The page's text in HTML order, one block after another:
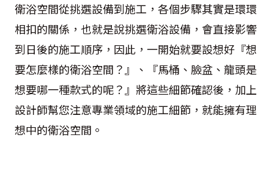
衛浴空間從挑選設備到施工，各個步驟其實是環環
相扣的關係，也就是說挑選衛浴設備，會直接影響
到日後的施工順序，因此，一開始就要設想好『想
要怎麼樣的衛浴空間？』、『馬桶、臉盆、龍頭是
想要哪一種款式的呢？』將這些細節確認後，加上
設計師幫您注意專業領域的施工細節，就能擁有理
想中的衛浴空間。